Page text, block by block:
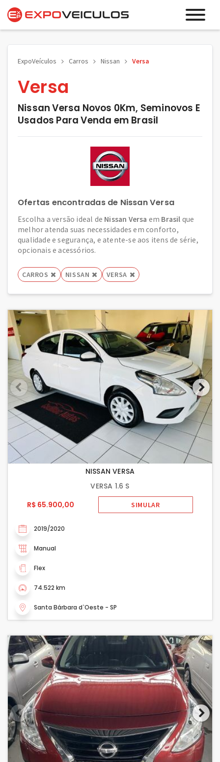
ExpoVeículos Carros Nissan Versa
Versa
Nissan Versa Novos 0Km, Seminovos E
Usados Para Venda em Brasil
Ofertas encontradas de Nissan Versa
Escolha a versão ideal de Nissan Versa em Brasil que
melhor atenda suas necessidades em conforto,
qualidade e segurança, e atente-se aos itens de série,
opcionais e acessórios.
CARROS NISSAN VERSA
NISSAN VERSA
VERSA 1.6 S
R$ 65.900,00
SIMULAR
2019/2020
Manual
Flex
74.522 km
Santa Bárbara d`Oeste - SP